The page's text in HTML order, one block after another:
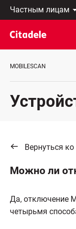
Частным
лицам
Предприятиям
Private
Banking
банке
ru
Latviski
По-
русски
In
MOBILESCAN
Вернуться
Можно ли
Да, отключение
четырьмя